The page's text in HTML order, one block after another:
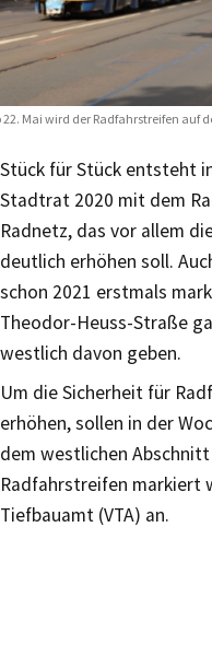
22. Mai wird der Radfahrstreifen auf
Stück für Stück entsteht
Stadtrat 2020 mit dem
Radnetz, das vor allem
deutlich erhöhen soll.
schon 2021 erstmals
Theodor-Heuss-Straße
westlich davon geben.
Um die Sicherheit für
erhöhen, sollen in der
dem westlichen
Radfahrstreifen markiert
Tiefbauamt (VTA) an.